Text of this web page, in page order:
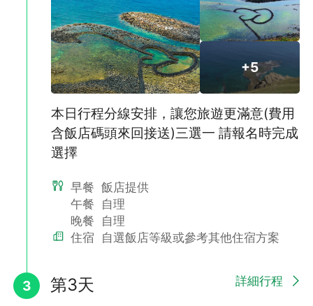
清澈的澎湖灣及澎湖冬天的風，
更使澎湖成為國際風帆船選手年度巡迴必經之地，比美加勒比海與
西班牙南部海域。
春夏花火節火樹銀花綻放熱情和浪漫，秋冬菊島海鮮節的生鮮美饌
品嚐澎湖海洋的頂級美味，
碧海藍天與柔白細緻沙灘的雙重享受，各式各樣的沙灘水上遊樂設
施，讓你盡情的享受水上世界，
還有歎為觀止的海洋生態，成串的美景肯定會贏得您連聲的讚嘆！
+5
本日行程分線安排，讓您旅遊更滿意(費用
含飯店碼頭來回接送)三選一 請報名時完成
選擇
早餐 飯店提供
午餐
自理
晚餐
自理
住宿
自選飯店等級或參考其他住宿方案
3 第3天 詳細行程